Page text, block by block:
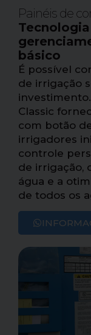
Painéis de
básico
É possível
de irrigação
Classic
com botão
irrigadores
controle
de irrigação,
água e a
de todos os